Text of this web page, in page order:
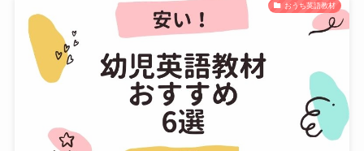
おうち英語教材